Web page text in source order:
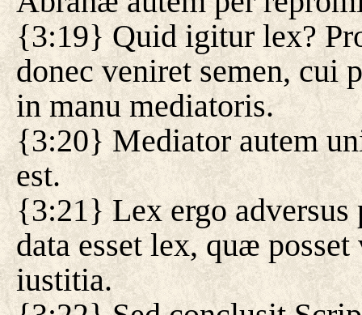
{3:19} Quid igitur lex?
donec veniret semen, cui
in manu mediatoris.
{3:20} Mediator autem
est.
{3:21} Lex ergo adversus
data esset lex, quæ
iustitia.